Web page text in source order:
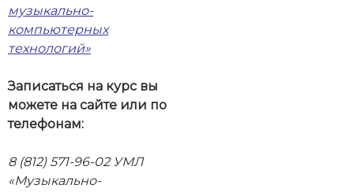
музыкально-
компьютерных
технологий»
Записаться на курс вы
можете на сайте или по
телефонам:
8 (812) 571-96-02 УМЛ
«Музыкально-